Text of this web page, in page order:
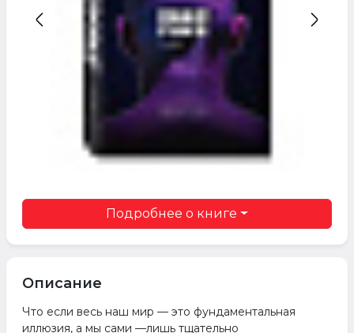
Подробнее о книге
Описание
Что если весь наш мир — это фундаментальная
иллюзия, а мы сами —лишь тщательно